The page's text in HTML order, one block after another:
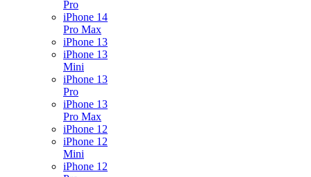
Pro
iPhone 14
Pro Max
iPhone 13
iPhone 13
Mini
iPhone 13
Pro
iPhone 13
Pro Max
iPhone 12
iPhone 12
Mini
iPhone 12